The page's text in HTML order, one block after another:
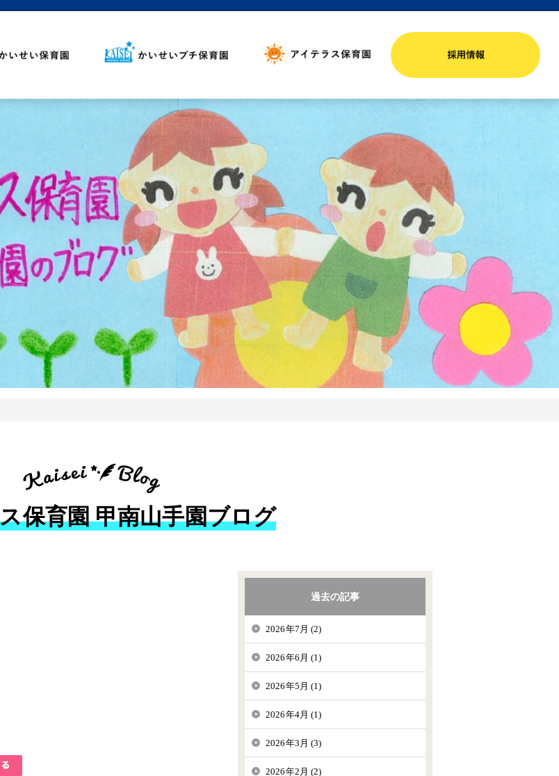
保育園 甲南山手園ブログ
過去の記事
2026年7月 (2)
2026年6月 (1)
2026年5月 (1)
2026年4月 (1)
2026年3月 (3)
2026年2月 (2)